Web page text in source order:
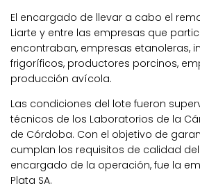
El encargado de llevar a cabo el
Liarte y entre las empresas que
encontraban, empresas etanoleras,
frigoríficos, productores porcinos,
producción avícola.
Las condiciones del lote fueron
técnicos de los Laboratorios de la
de Córdoba. Con el objetivo de
cumplan los requisitos de calidad
encargado de la operación, fue la
Plata SA.